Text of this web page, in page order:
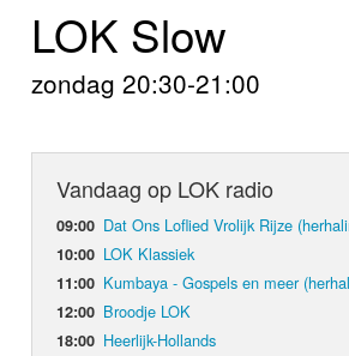
Home
Programma's
Nieuws
Webcam
LOK Slow
zondag 20:30-21:00
Vandaag op LOK radio
09:00 Dat Ons Loflied Vrolijk Rijze
10:00 LOK Klassiek
11:00 Kumbaya - Gospels en meer
12:00 Broodje LOK
18:00 Heerlijk-Hollands